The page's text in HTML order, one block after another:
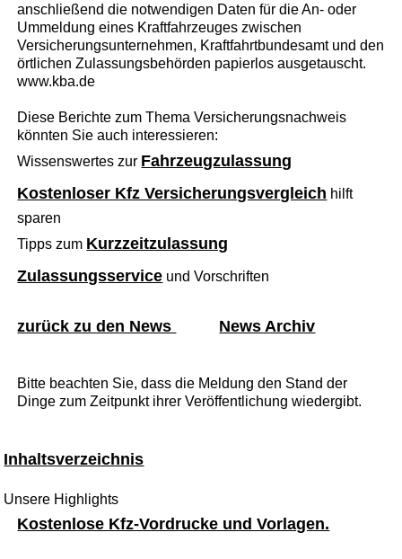
anschließend die notwendigen Daten für die An- oder
Ummeldung eines Kraftfahrzeuges zwischen
Versicherungsunternehmen, Kraftfahrtbundesamt und den
örtlichen Zulassungsbehörden papierlos ausgetauscht.
www.kba.de
Diese Berichte zum Thema Versicherungsnachweis
könnten Sie auch interessieren:
Wissenswertes zur Fahrzeugzulassung
Kostenloser Kfz Versicherungsvergleich hilft
sparen
Tipps zum Kurzzeitzulassung
Zulassungsservice und Vorschriften
zurück zu den News News Archiv
Bitte beachten Sie, dass die Meldung den Stand der
Dinge zum Zeitpunkt ihrer Veröffentlichung wiedergibt.
Inhaltsverzeichnis
Unsere Highlights
Kostenlose Kfz-Vordrucke und Vorlagen.